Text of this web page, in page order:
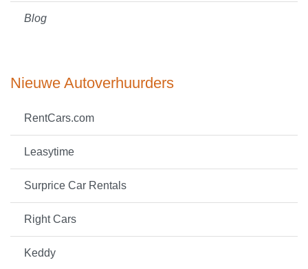
Blog
Nieuwe Autoverhuurders
RentCars.com
Leasytime
Surprice Car Rentals
Right Cars
Keddy